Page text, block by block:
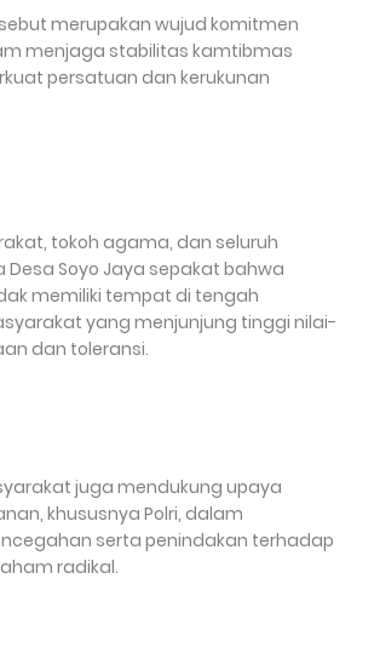
merupakan wujud komitmen
menjaga stabilitas kamtibmas
persatuan dan kerukunan
tokoh agama, dan seluruh
Desa Soyo Jaya sepakat bahwa
memiliki tempat di tengah
yang menjunjung tinggi nilai-
dan toleransi.
juga mendukung upaya
khususnya Polri, dalam
serta penindakan terhadap
radikal.